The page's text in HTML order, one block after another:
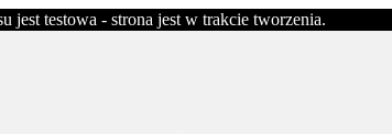
jest testowa - strona jest w trakcie tworzenia.